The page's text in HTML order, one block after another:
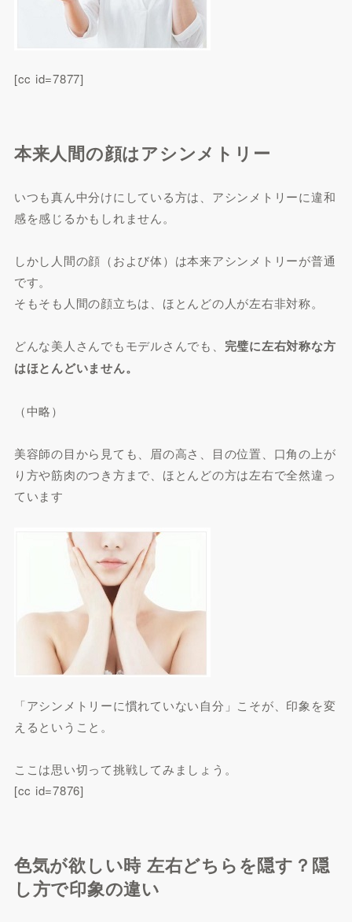
[cc id=7877]
本来人間の顔はアシンメトリー
いつも真ん中分けにしている方は、アシンメトリーに違和
感を感じるかもしれません。
しかし人間の顔（および体）は本来アシンメトリーが普通
です。
そもそも人間の顔立ちは、ほとんどの人が左右非対称。
どんな美人さんでもモデルさんでも、 完璧に左右対称な方
はほとんどいません。
（中略）
美容師の目から見ても、眉の高さ、目の位置、口角の上が
り方や筋肉のつき方まで、ほとんどの方は左右で全然違っ
ています
「アシンメトリーに慣れていない自分」こそが、印象を変
えるということ。
ここは思い切って挑戦してみましょう。
[cc id=7876]
色気が欲しい時 左右どちらを隠す？隠
し方で印象の違い